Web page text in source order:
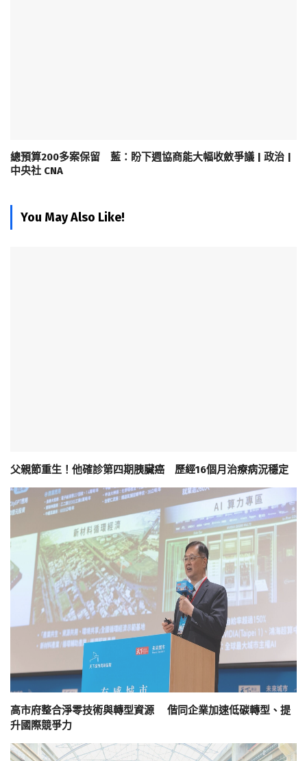
總預算200多案保留 藍：盼下週協商能大幅收斂爭議 | 政治 |
中央社 CNA
You May Also Like!
父親節重生！他確診第四期胰臟癌 歷經16個月治療病況穩定
高市府整合淨零技術與轉型資源 偕同企業加速低碳轉型、提
升國際競爭力